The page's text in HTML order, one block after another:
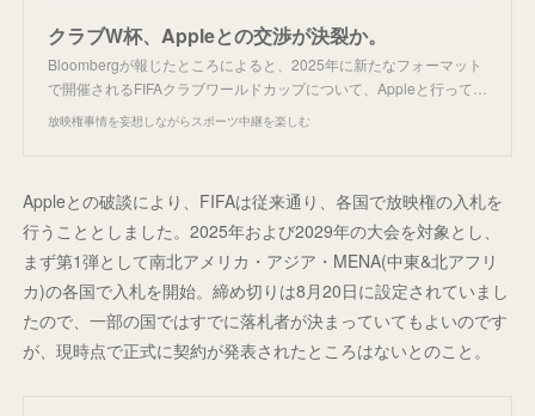
クラブW杯、Appleとの交渉が決裂か。
Bloombergが報じたところによると、2025年に新たなフォーマット
で開催されるFIFAクラブワールドカップについて、Appleと行って…
放映権事情を妄想しながらスポーツ中継を楽しむ
Appleとの破談により、FIFAは従来通り、各国で放映権の入札を
行うこととしました。2025年および2029年の大会を対象とし、
まず第1弾として南北アメリカ・アジア・MENA(中東&北アフリ
カ)の各国で入札を開始。締め切りは8月20日に設定されていまし
たので、一部の国ではすでに落札者が決まっていてもよいのです
が、現時点で正式に契約が発表されたところはないとのこと。